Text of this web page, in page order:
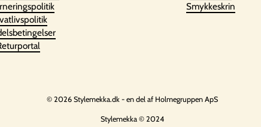
Smykkeskrin
© 2026 Stylemekka.dk - en del af Holmegruppen ApS
Stylemekka © 2024